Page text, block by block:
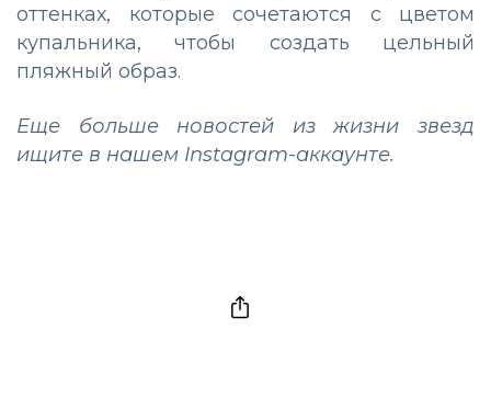
оттенках, которые сочетаются с цветом
купальника, чтобы создать цельный
пляжный образ.
Еще больше новостей из жизни звезд
ищите в нашем Instagram-аккаунте.